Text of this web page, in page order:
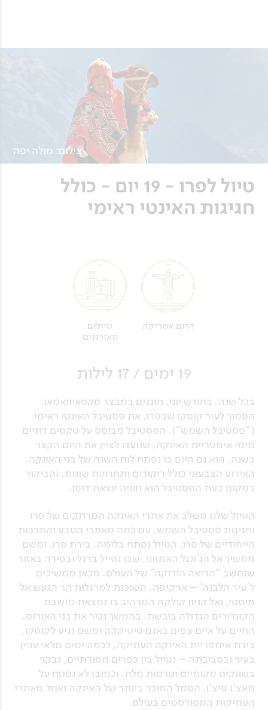
צילום: מולה יפה
טיול לפרו - 19 יום - כולל
חגיגות האינטי ראימי
דרום אמריקה
טיולים
מאורגנים
19 ימים / 17 לילות
בכל שנה, בחודש יוני, חוגגים במבצר סקסאיוואמאן,
הסמוך לעיר קוסקו שבפרו, את פסטיבל האינטי ראימי
("פסטיבל השמש"). הפסטיבל מבוסס על טקסים דתיים
מימי אימפריית האינקה, שנועדו לציין את היום הקצר
בשנה, הוא גם היום בו נפתח לוח השנה של בני האינקה.
האירוע הצבעוני כולל ריקודים ותחרויות שונות, והביקור
במקום בעת הפסטיבל הוא חוויה יוצאת דופן.
הטיול שלנו משלב את אתרי האינקה המרתקים של פרו
וחגיגות פסטיבל השמש, עם כמה מאתרי הטבע והתרבות
הייחודיים של פרו. הטיול נפתח בלימה, בירת פרו, ומשם
ממשיך אל הג'ונגל האמזוני, שבו נטייל ברגל ובסירה באזור
שנחשב "הריאה הירוקה" של העולם. מכאן ממשיכים
ל'עיר הלבנה' – ארקיפה, השוכנת למרגלות הר הגעש אל
מיסטי, ואל קניון קולקה המרהיב בו נמצאת מושבת
הקונדורים הגדולה ביבשת. בהמשך נכיר את בני האורוס,
החיים על איים צפים באגם טיטיקקה ומשם נגיע לקוסקו,
בירת אימפריית האינקה העתיקה, לכמה ימים מלאי עניין
בעיר ובסביבתה – נטייל בין כפרים מסורתיים, נבקר
בשווקים מקומיים וטרסות מלח, וכמובן לא נפסח על
מאצ'ו פיצ'ו, הסמל המוכר ביותר של האינקה ואחד מאתרי
העתיקות המפורסמים בעולם.